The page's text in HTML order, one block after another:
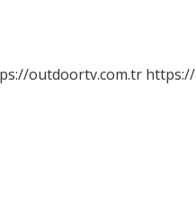
outdoortv.com.tr